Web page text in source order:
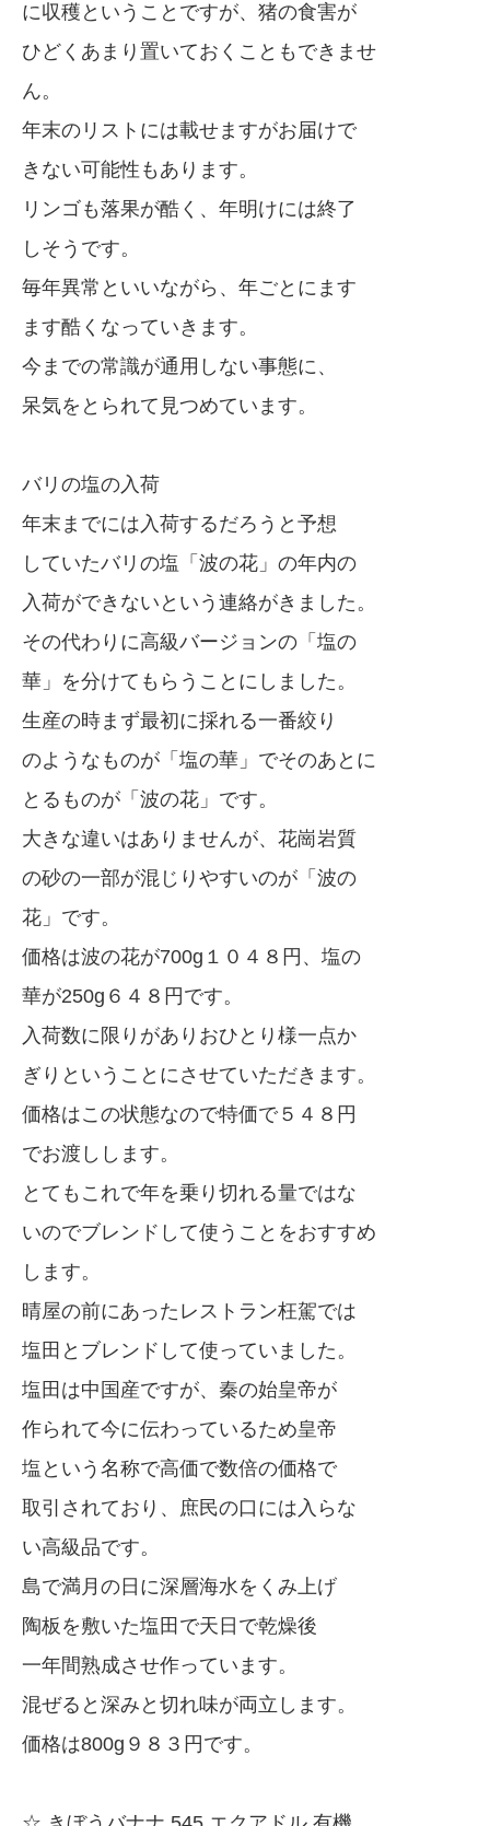
に収穫ということですが、猪の食害が
ひどくあまり置いておくこともできませ
ん。
年末のリストには載せますがお届けで
きない可能性もあります。
リンゴも落果が酷く、年明けには終了
しそうです。
毎年異常といいながら、年ごとにます
ます酷くなっていきます。
今までの常識が通用しない事態に、
呆気をとられて見つめています。
バリの塩の入荷
年末までには入荷するだろうと予想
していたバリの塩「波の花」の年内の
入荷ができないという連絡がきました。
その代わりに高級バージョンの「塩の
華」を分けてもらうことにしました。
生産の時まず最初に採れる一番絞り
のようなものが「塩の華」でそのあとに
とるものが「波の花」です。
大きな違いはありませんが、花崗岩質
の砂の一部が混じりやすいのが「波の
花」です。
価格は波の花が700g１０４８円、塩の
華が250g６４８円です。
入荷数に限りがありおひとり様一点か
ぎりということにさせていただきます。
価格はこの状態なので特価で５４８円
でお渡しします。
とてもこれで年を乗り切れる量ではな
いのでブレンドして使うことをおすすめ
します。
晴屋の前にあったレストラン枉駕では
塩田とブレンドして使っていました。
塩田は中国産ですが、秦の始皇帝が
作られて今に伝わっているため皇帝
塩という名称で高価で数倍の価格で
取引されており、庶民の口には入らな
い高級品です。
島で満月の日に深層海水をくみ上げ
陶板を敷いた塩田で天日で乾燥後
一年間熟成させ作っています。
混ぜると深みと切れ味が両立します。
価格は800g９８３円です。